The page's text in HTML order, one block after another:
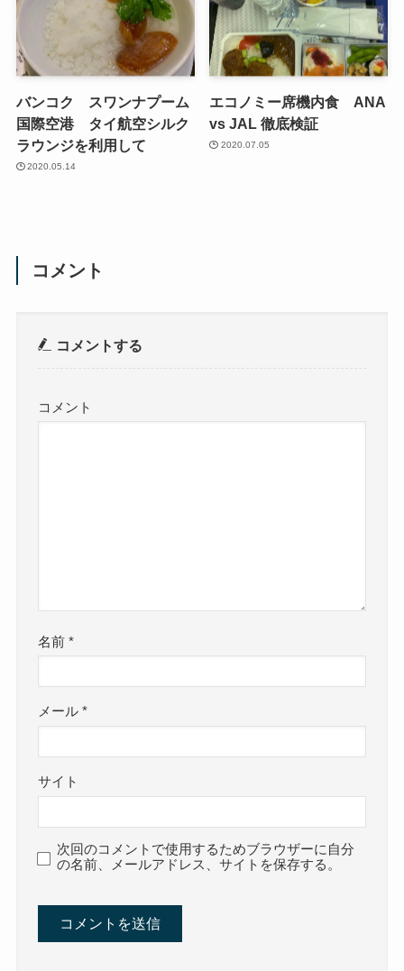
バンコク スワンナプーム
国際空港 タイ航空シルク
ラウンジを利用して
2020.05.14
エコノミー席機内食 ANA
vs JAL 徹底検証
2020.07.05
コメント
コメントする
コメント
名前*
メール*
サイト
次回のコメントで使用するためブラウザーに自分
の名前、メールアドレス、サイトを保存する。